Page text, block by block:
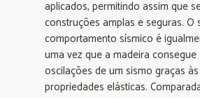
aplicados, permitindo assim que
construções amplas e seguras. O
comportamento sísmico é
uma vez que a madeira
oscilações de um sismo graças
propriedades elásticas.